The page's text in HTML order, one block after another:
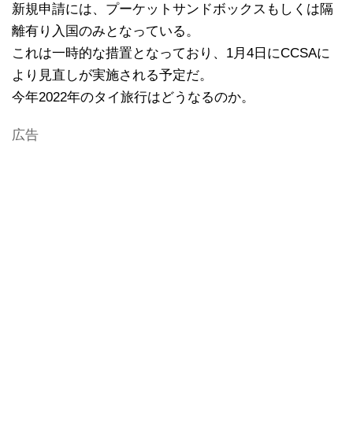
新規申請には、プーケットサンドボックスもしくは隔
離有り入国のみとなっている。
これは一時的な措置となっており、1月4日にCCSAに
より見直しが実施される予定だ。
今年2022年のタイ旅行はどうなるのか。
広告